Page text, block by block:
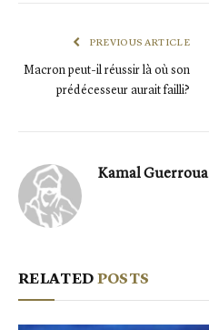
PREVIOUS ARTICLE
Macron peut-il réussir là où son
prédécesseur aurait failli?
Kamal Guerroua
RELATEDPOSTS